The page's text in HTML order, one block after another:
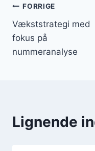
FORRIGE
Vækststrategi med
fokus på
nummeranalyse
Lignende